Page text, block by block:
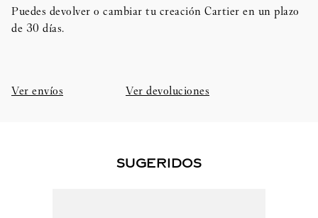
Puedes devolver o cambiar tu creación Cartier en un plazo
de 30 días.​
Ver envíos Ver devoluciones
SUGERIDOS